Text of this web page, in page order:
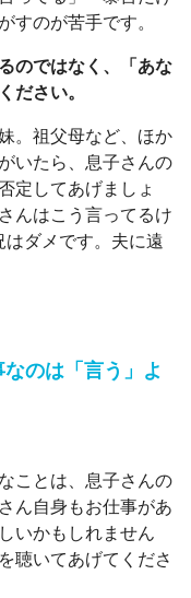
すのが苦手です。
のではなく、「あな
ださい。
。祖父母など、ほか
いたら、息子さんの
定してあげましょ
んはこう言ってるけ
はダメです。夫に遠
のは「言う」よ
ことは、息子さんの
ん自身もお仕事があ
いかもしれません
聴いてあげてくださ